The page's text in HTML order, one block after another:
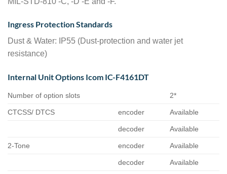
Ingress Protection Standards
Dust & Water: IP55 (Dust-protection and water jet
resistance)
Internal Unit Options Icom IC-F4161DT
Number of option slots 2*
CTCSS/ DTCS encoder Available
decoder Available
2-Tone encoder Available
decoder Available